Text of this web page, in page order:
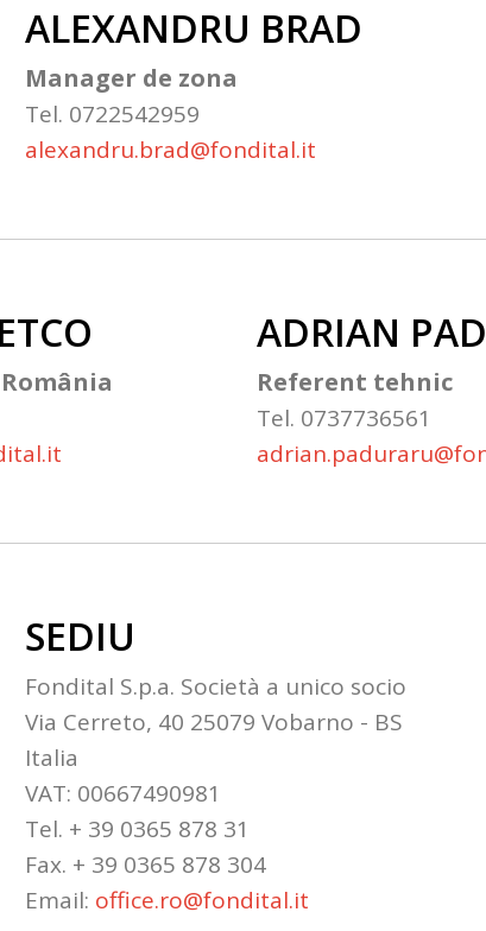
ALEXANDRU BRAD
Manager de zona
Tel. 0722542959
alexandru.brad@fondital.it
ADRIAN
Referent tehnic
Tel. 0737736561
SEDIU
Fondital S.p.a. Società a unico socio
Via Cerreto, 40 25079 Vobarno - BS
Italia
VAT: 00667490981
Tel. + 39 0365 878 31
Fax. + 39 0365 878 304
Email: office.ro@fondital.it